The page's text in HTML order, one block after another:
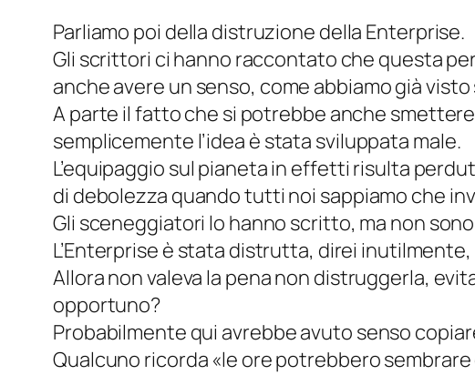
Parliamo poi della distruzione della Enterprise.
Gli scrittori ci hanno raccontato che questa
anche avere un senso, come abbiamo già
A parte il fatto che si potrebbe anche
semplicemente l’idea è stata sviluppata male.
L’equipaggio sul pianeta in effetti risulta
di debolezza quando tutti noi sappiamo che
Gli sceneggiatori lo hanno scritto, ma non
L’Enterprise è stata distrutta, direi
Allora non valeva la pena non distruggerla,
opportuno?
Probabilmente qui avrebbe avuto senso
Qualcuno ricorda «le ore potrebbero sembrare